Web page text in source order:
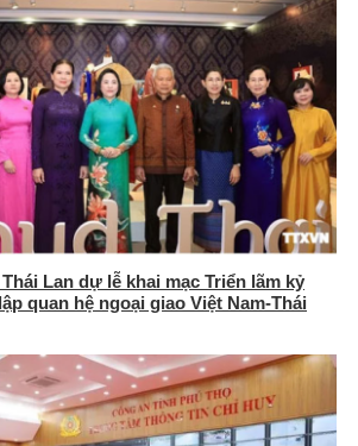
Lan dự lễ khai mạc Triển lãm kỷ
quan hệ ngoại giao Việt Nam-Thái